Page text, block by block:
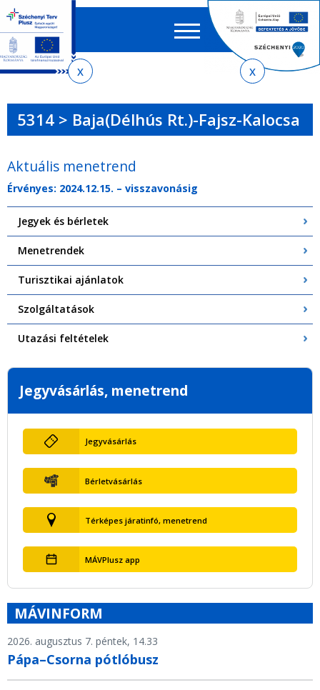
menetrendkeresőhöz
almenühöz
tartalomra
oldaltérképre
EN HU
űrlap
5314 > Baja(Délhús Rt.)-Fajsz-Kalocsa
Aktuális menetrend
Érvényes: 2024.12.15. – visszavonásig
Jegyek és bérletek
Menetrendek
Turisztikai ajánlatok
Szolgáltatások
Utazási feltételek
Jegyvásárlás, menetrend
Jegyvásárlás
Bérletvásárlás
Térképes járatinfó, menetrend
MÁVPlusz app
MÁVINFORM
2026. augusztus 7. péntek, 14.33
Pápa–Csorna pótlóbusz